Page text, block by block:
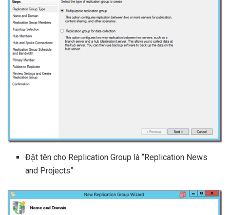
Đặt tên cho Replication Group là “Replication News
and Projects”